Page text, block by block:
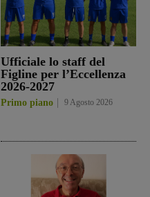
Ufficiale lo staff del
Figline per l’Eccellenza
2026-2027
Primo piano 9 Agosto 2026